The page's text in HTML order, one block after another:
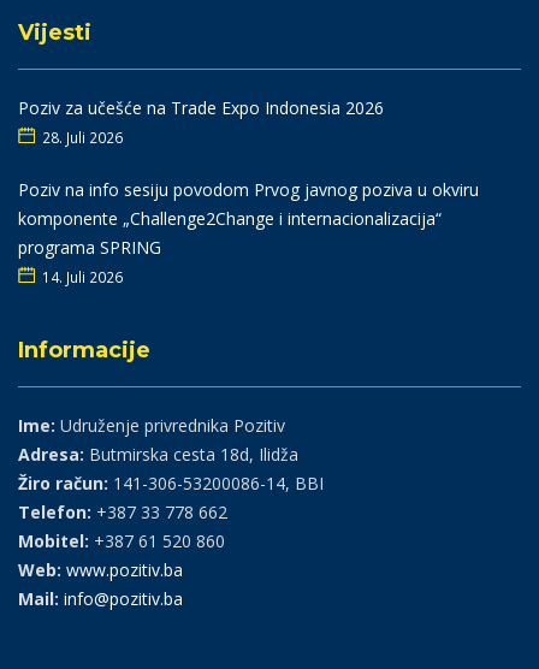
Vijesti
Poziv za učešće na Trade Expo Indonesia 2026
28. Juli 2026
Poziv na info sesiju povodom Prvog javnog poziva u okviru
komponente „Challenge2Change i internacionalizacija“
programa SPRING
14. Juli 2026
Informacije
Ime: Udruženje privrednika Pozitiv
Adresa: Butmirska cesta 18d, Ilidža
Žiro račun: 141-306-53200086-14, BBI
Telefon: +387 33 778 662
Mobitel: +387 61 520 860
Web: www.pozitiv.ba
Mail: info@pozitiv.ba